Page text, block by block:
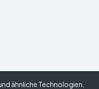
ähnliche Technologien,